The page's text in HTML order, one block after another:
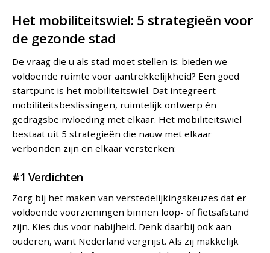
Het mobiliteitswiel: 5 strategieën voor
de gezonde stad
De vraag die u als stad moet stellen is: bieden we
voldoende ruimte voor aantrekkelijkheid? Een goed
startpunt is het mobiliteitswiel. Dat integreert
mobiliteitsbeslissingen, ruimtelijk ontwerp én
gedragsbeïnvloeding met elkaar. Het mobiliteitswiel
bestaat uit 5 strategieën die nauw met elkaar
verbonden zijn en elkaar versterken:
#1 Verdichten
Zorg bij het maken van verstedelijkingskeuzes dat er
voldoende voorzieningen binnen loop- of fietsafstand
zijn. Kies dus voor nabijheid. Denk daarbij ook aan
ouderen, want Nederland vergrijst. Als zij makkelijk